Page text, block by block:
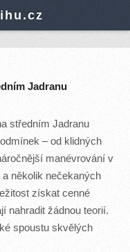
Jadranu
středním Jadranu
– od klidných
manévrování v
několik nečekaných
získat cenné
nahradit žádnou teorií.
spoustu skvělých